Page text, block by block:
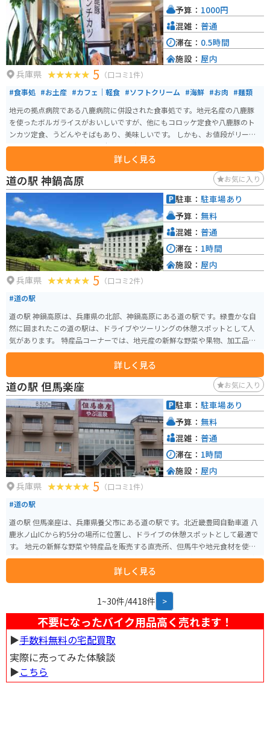
兵庫県 5 （口コミ1件）
#食事処 #お土産 #カフェ｜軽食 #ソフトクリーム #海鮮 #お肉 #麺類
地元の拠点病院である八鹿病院に併設された食事処です。地元名産の八鹿豚
を使ったボルガライスがおいしいですが、他にもコロッケ定食や八鹿豚のト
ンカツ定食、うどんやそばもあり、美味しいです。 しかも、お値段がリーズ
ナブルですので、オススメの穴場お食事スポットです。
詳しく見る
予算： 1000円
混雑： 普通
滞在： 0.5時間
施設： 屋内
道の駅 神鍋高原 お気に入り
兵庫県 5 （口コミ2件）
#道の駅
道の駅 神鍋高原は、兵庫県の北部、神鍋高原にある道の駅です。緑豊かな自
然に囲まれたこの道の駅は、ドライブやツーリングの休憩スポットとして人
気があります。 特産品コーナーでは、地元産の新鮮な野菜や果物、加工品な
どが販売されています。中でも、神鍋高原で採れた牛乳を使ったソフトクリ
ームは濃厚な味わいでおすすめです。また、レストランでは、地元産の食材
を使った料理を楽しむことができます。 バイクで訪れる場合、道の駅には
広々とした駐車場があるので安心です。神鍋高原周辺には、ワインディング
ロードが続くので、ツーリングを楽しむには最適な場所です。 春には桜、秋
には紅葉が美しく、四季折々の景色を楽しむことができます。周辺には、神
鍋高原温泉やキャンプ場などもあり、自然を満喫することができます。
詳しく見る
駐車： 駐車場あり
予算： 無料
混雑： 普通
滞在： 1時間
施設： 屋内
道の駅 但馬楽座 お気に入り
兵庫県 5 （口コミ1件）
#道の駅
道の駅 但馬楽座は、兵庫県養父市にある道の駅です。北近畿豊岡自動車道 八
鹿氷ノ山ICから約5分の場所に位置し、ドライブの休憩スポットとして最適で
す。 地元の新鮮な野菜や特産品を販売する直売所、但馬牛や地元食材を使っ
た料理が楽しめるレストラン、そして焼きたてパンが人気のベーカリーなど、
駐車場が完備されているので安心です。また、周辺には自然豊かな観光スポ
ットも多く、ツーリングの拠点としてもおすすめです。 道の駅 但馬楽座で、
但馬の魅力を満喫してみてはいかがでしょうか。
詳しく見る
駐車： 駐車場あり
予算： 無料
混雑： 普通
滞在： 1時間
施設： 屋内
1~30件/4418件 >
不要になったバイク用品高く売れます！
▶︎手数料無料の宅配買取
実際に売ってみた体験談
▶︎こちら